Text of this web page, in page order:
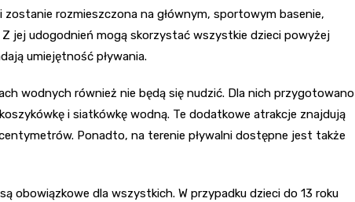
rozmieszczona na głównym, sportowym basenie,
jej udogodnień mogą skorzystać wszystkie dzieci powyżej
umiejętność pływania.
wodnych również nie będą się nudzić. Dla nich przygotowano
i siatkówkę wodną. Te dodatkowe atrakcje znajdują
Ponadto, na terenie pływalni dostępne jest także
obowiązkowe dla wszystkich. W przypadku dzieci do 13 roku